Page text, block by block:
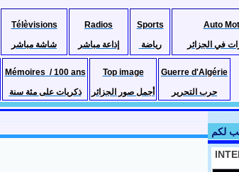
Télèvisions
شاشة مباشر
Radios
إذاعة مباشر
Sports
رياضة
Auto
في الجزائر
Mémoires / 100 ans
ذكريات على مئة سنة
Top image
أجمل صور الجزائر
Guerre d'Algérie
حرب التحرير
لكم